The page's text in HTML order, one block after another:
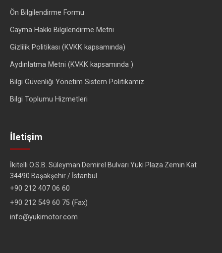
Ön Bilgilendirme Formu
Cayma Hakkı Bilgilendirme Metni
Gizlilik Politikası (KVKK kapsamında)
Aydınlatma Metni (KVKK kapsamında )
Bilgi Güvenliği Yönetim Sistem Politikamız
Bilgi Toplumu Hizmetleri
İletişim
İkitelli O.S.B. Süleyman Demirel Bulvarı Yuki Plaza Zemin Kat
34490 Başakşehir / İstanbul
+90 212 407 06 60
+90 212 549 60 75 (Fax)
info@yukimotor.com